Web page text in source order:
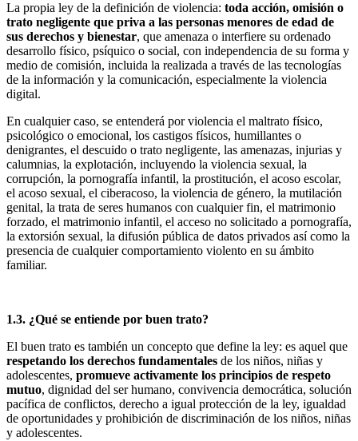
La propia ley de la definición de violencia: toda acción, omisión o
trato negligente que priva a las personas menores de edad de
sus derechos y bienestar, que amenaza o interfiere su ordenado
desarrollo físico, psíquico o social, con independencia de su forma y
medio de comisión, incluida la realizada a través de las tecnologías
de la información y la comunicación, especialmente la violencia
digital.
En cualquier caso, se entenderá por violencia el maltrato físico,
psicológico o emocional, los castigos físicos, humillantes o
denigrantes, el descuido o trato negligente, las amenazas, injurias y
calumnias, la explotación, incluyendo la violencia sexual, la
corrupción, la pornografía infantil, la prostitución, el acoso escolar,
el acoso sexual, el ciberacoso, la violencia de género, la mutilación
genital, la trata de seres humanos con cualquier fin, el matrimonio
forzado, el matrimonio infantil, el acceso no solicitado a pornografía,
la extorsión sexual, la difusión pública de datos privados así como la
presencia de cualquier comportamiento violento en su ámbito
familiar.
1.3. ¿Qué se entiende por buen trato?
El buen trato es también un concepto que define la ley: es aquel que
respetando los derechos fundamentales de los niños, niñas y
adolescentes, promueve activamente los principios de respeto
mutuo, dignidad del ser humano, convivencia democrática, solución
pacífica de conflictos, derecho a igual protección de la ley, igualdad
de oportunidades y prohibición de discriminación de los niños, niñas
y adolescentes.